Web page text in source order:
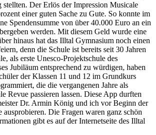
stellten. Der Erlös der Impression Musicale
einer guten Sache zu Gute. So konnte im
Spendensumme von über 40.000 Euro an ein
werden. Mit diesem Geld wurde eine
hinaus hat das Illtal Gymnasium noch einen
denn die Schule ist bereits seit 30 Jahren
als erste Unesco-Projektschule des
Jubiläum entsprechend zu würdigen, haben
der Klassen 11 und 12 im Grundkurs
die die vergangenen Jahre als
Revue passieren lassen. Diese App durften
Dr. Armin König und ich vor Beginn der
ausprobieren. Die Fragen waren ganz schön
gibt es auf der Internetseite des Illtal